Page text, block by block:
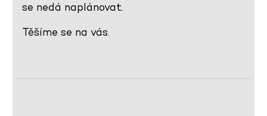
se nedá naplánovat.
Těšíme se na vás.